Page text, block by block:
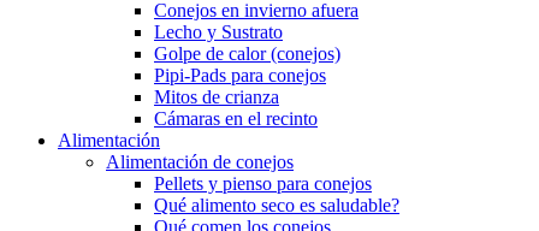
Conejos en invierno afuera
Lecho y Sustrato
Golpe de calor (conejos)
Pipi-Pads para conejos
Mitos de crianza
Cámaras en el recinto
Alimentación
Alimentación de conejos
Pellets y pienso para conejos
Qué alimento seco es saludable?
Qué comen los conejos